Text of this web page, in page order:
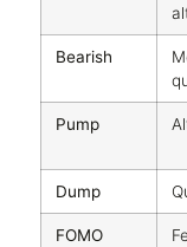
Bearish
Pump
Dump
FOMO